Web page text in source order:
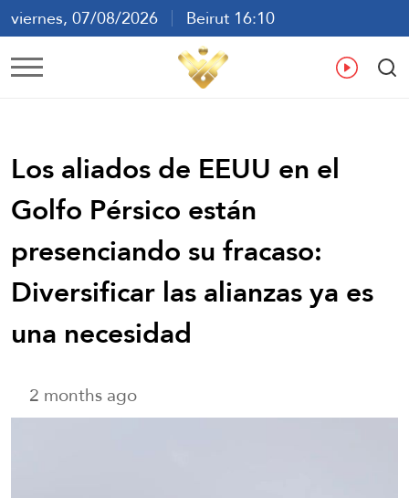
viernes, 07/08/2026
Beirut 16:10
ع En
Los aliados de EEUU en el
Golfo Pérsico están
presenciando su fracaso:
Diversificar las alianzas ya es
una necesidad
2 months ago